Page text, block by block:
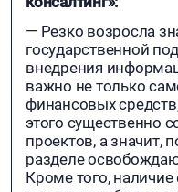
— Резко возросла
государственной
внедрения
важно не только
финансовых
этого существенно
проектов, а значит,
разделе
Кроме того,